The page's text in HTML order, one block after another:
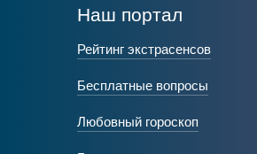
Наш портал
Рейтинг экстрасенсов
Бесплатные вопросы
Любовный гороскоп